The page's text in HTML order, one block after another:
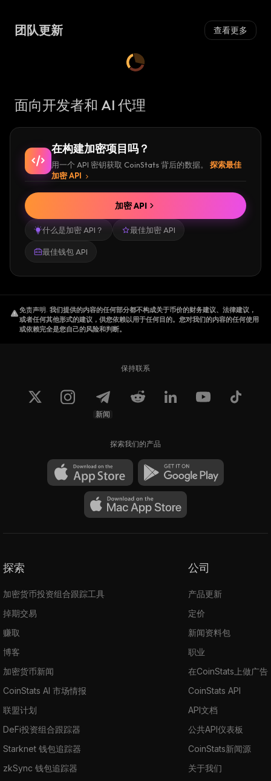
团队更新 查看更多
面向开发者和 AI 代理
在构建加密项目吗？
用一个 API 密钥获取 CoinStats 背后的数据。
探索最佳
加密 API
什么是加密 API？ 最佳加密 API
最佳钱包 API
加密 API
免责声明. 我们提供的内容的任何部分都不构成关于币价的财务建议、法律建议，
或者任何其他形式的建议，供您依赖以用于任何目的。您对我们的内容的任何使用
或依赖完全是您自己的风险和判断。
保持联系
新闻
探索我们的产品
探索
加密货币投资组合跟踪工具
掉期交易
赚取
博客
加密货币新闻
CoinStats AI 市场情报
联盟计划
DeFi投资组合跟踪器
Starknet 钱包追踪器
zkSync 钱包追踪器
公司
产品更新
定价
新闻资料包
职业
在CoinStats上做广告
CoinStats API
API文档
公共API仪表板
CoinStats新闻源
关于我们